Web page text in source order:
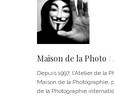
Maison de la Photo /
Depuis 1997, l'Atelier de la
Maison de la
de la Photographie